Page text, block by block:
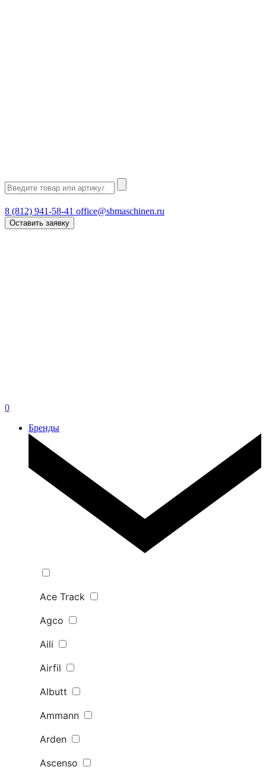
8 (812) 941-58-41 office@sbmaschinen.ru
Оставить заявку
0
Бренды
Ace Track
Agco
Aili
Airfil
Albutt
Ammann
Arden
Ascenso